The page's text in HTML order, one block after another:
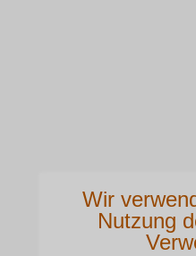
Wir
Nutzung